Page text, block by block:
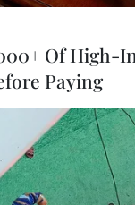
theo tỷ
20.870 đồng
43,47 triệu
SJC gần 3 triệu
Đức
Of High-
Paying